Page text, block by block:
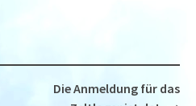
Die Anmeldung für das